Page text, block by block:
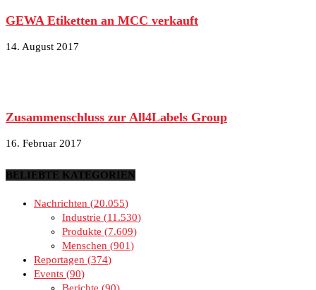
GEWA Etiketten an MCC verkauft
14. August 2017
Zusammenschluss zur All4Labels Group
16. Februar 2017
BELIEBTE KATEGORIEN
Nachrichten
20.055
Industrie
11.530
Produkte
7.609
Menschen
901
Reportagen
374
Events 90